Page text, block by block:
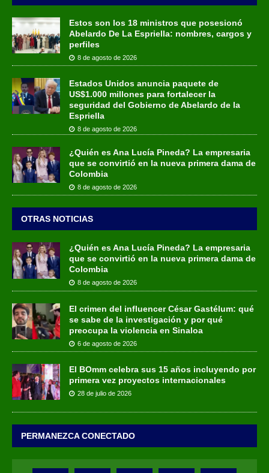
Estos son los 18 ministros que posesionó
Abelardo De La Espriella: nombres, cargos y
perfiles
8 de agosto de 2026
Estados Unidos anuncia paquete de
US$1.000 millones para fortalecer la
seguridad del Gobierno de Abelardo de la
Espriella
8 de agosto de 2026
¿Quién es Ana Lucía Pineda? La empresaria
que se convirtió en la nueva primera dama de
Colombia
8 de agosto de 2026
OTRAS NOTICIAS
¿Quién es Ana Lucía Pineda? La empresaria
que se convirtió en la nueva primera dama de
Colombia
8 de agosto de 2026
El crimen del influencer César Gastélum: qué
se sabe de la investigación y por qué
preocupa la violencia en Sinaloa
6 de agosto de 2026
El BOmm celebra sus 15 años incluyendo por
primera vez proyectos internacionales
28 de julio de 2026
PERMANEZCA CONECTADO